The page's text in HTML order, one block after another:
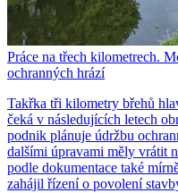
Práce na třech kilometrech.
ochranných hrází
Takřka tři kilometry břehů
čeká v následujících letech
podnik plánuje údržbu
dalšími úpravami měly vrátit
podle dokumentace také
zahájil řízení o povolení